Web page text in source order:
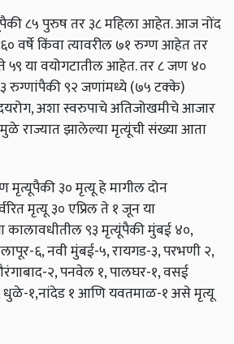
८५ पुरुष तर ३८ महिला आहेत. आज नोंद
वर्षे किंवा त्यावरील ७१ रुग्ण आहेत तर
५९ या वयोगटातील आहेत. तर ८ जण ४०
रुग्णांपैकी ९२ जणांमध्ये (७५ टक्के)
अशा स्वरुपाचे अतिजोखमीचे आजार
राज्यात झालेल्या मृत्यूंची संख्या आता
३० मृत्यू हे मागील दोन
मृत्यू ३० एप्रिल ते १ जून या
९३ मृत्यूंपैकी मुंबई ४०,
६, नवी मुंबई-५, रायगड-३, परभणी २,
२, पनवेल १, पालघर-१, वसई
धुळे-१,नांदेड १ आणि यवतमाळ-१ असे मृत्यू